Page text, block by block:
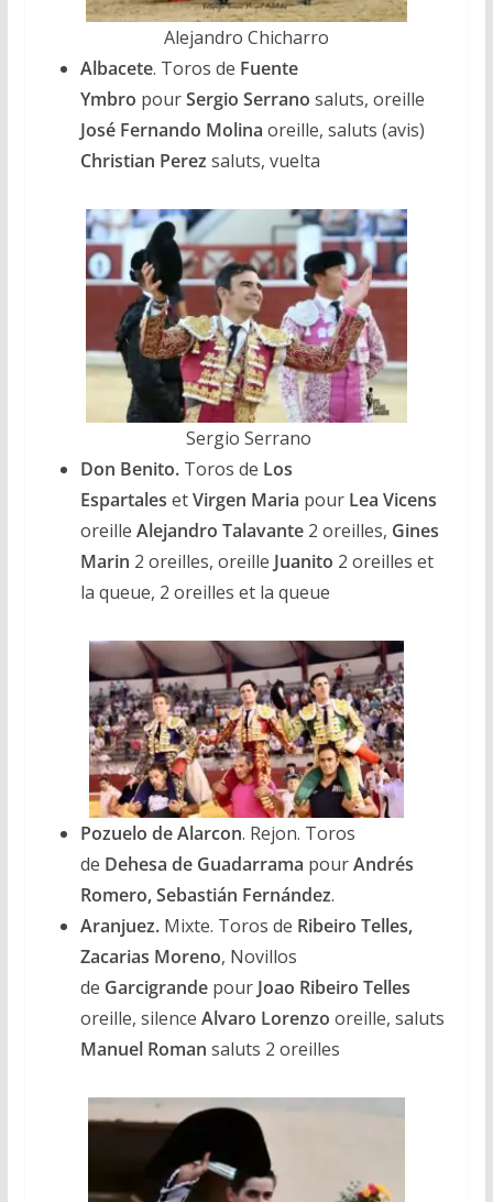
Alejandro Chicharro
Albacete. Toros de Fuente
Ymbro pourSergio Serrano saluts, oreille
José Fernando Molina oreille, saluts (avis)
Christian Perez saluts, vuelta
Sergio Serrano
Don Benito.Toros de Los
Espartales etVirgen Maria pour Lea Vicens
oreille Alejandro Talavante 2 oreilles, Gines
Marin 2 oreilles, oreille Juanito 2 oreilles et
la queue, 2 oreilles et la queue
Pozuelo de Alarcon. Rejon. Toros
de Dehesa de Guadarrama pourAndrés
Romero, Sebastián Fernández.
Aranjuez.Mixte. Toros de Ribeiro Telles,
Zacarias Moreno, Novillos
de Garcigrandepour Joao Ribeiro Telles
oreille, silence Alvaro Lorenzo oreille, saluts
Manuel Roman saluts 2 oreilles